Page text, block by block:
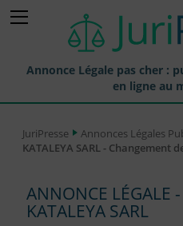
Annonce Légale pas cher :
en ligne au
Annonces Légales Publiées
Journaux Habilités (JAL)
JuriPresse
Annonces Légales
KATALEYA SARL - Changement
ANNONCE LÉGALE
KATALEYA SARL